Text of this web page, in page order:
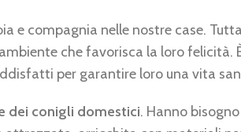
e compagnia nelle nostre case.
che favorisca la loro felicità.
per garantire loro una vita
dei conigli domestici. Hanno